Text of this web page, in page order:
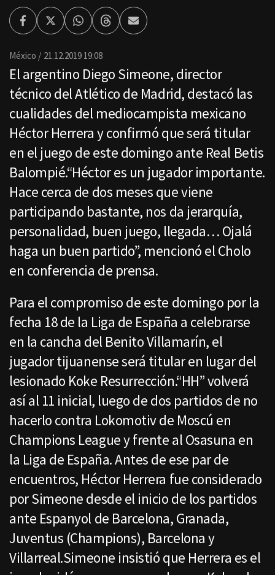
FacebookTwitterWhatsappThreadsEnviar
por
México 21.12.2019 19:08
El argentino Diego Simeone, director
técnico del Atlético de Madrid, destacó las
cualidades del mediocampista mexicano
Héctor Herrera y confirmó que será titular
en el juego de este domingo ante Real Betis
Balompié.“Héctor es un jugador importante.
Hace cerca de dos meses que viene
participando bastante, nos da jerarquía,
personalidad, buen juego, llegada… Ojalá
haga un buen partido”, mencionó el Cholo
en conferencia de prensa.
Para el compromiso de este domingo por la
fecha 18 de la Liga de España a celebrarse
en la cancha del Benito Villamarín, el
jugador tijuanense será titular en lugar del
lesionado Koke Resurrección.“HH” volverá
así al 11 inicial, luego de dos partidos de no
hacerlo contra Lokomotiv de Moscú en
Champions League y frente al Osasuna en
la Liga de España. Antes de ese par de
encuentros, Héctor Herrera fue considerado
por Simeone desde el inicio de los partidos
ante Espanyol de Barcelona, Granada,
Juventus (Champions), Barcelona y
Villarreal.Simeone insistió que Herrera es el